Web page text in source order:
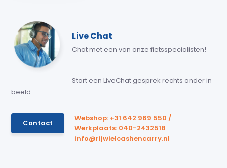
Live Chat
Chat met een van onze fietsspecialisten!
Start een LiveChat gesprek rechts onder in
beeld.
Contact
Webshop: +31 642 969 550 /
Werkplaats: 040-2432518
info@rijwielcashencarry.nl